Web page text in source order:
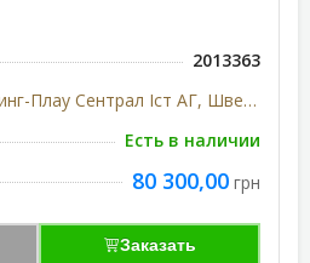
2013363
Шеринг-Плау Сентрал Іст АГ, Швейцария
Есть в наличии
80 300,00 грн
Заказать